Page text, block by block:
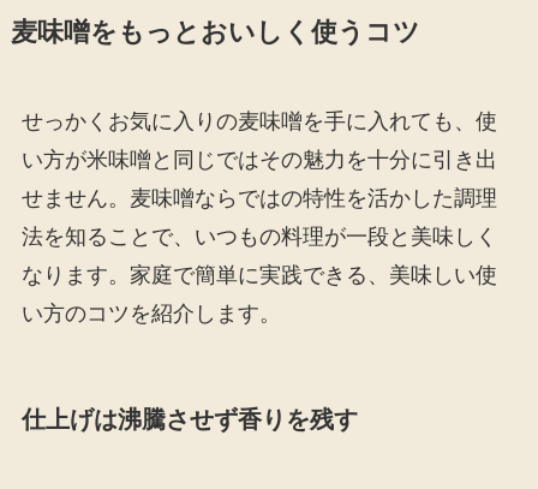
麦味噌をもっとおいしく使うコツ
せっかくお気に入りの麦味噌を手に入れても、使
い方が米味噌と同じではその魅力を十分に引き出
せません。麦味噌ならではの特性を活かした調理
法を知ることで、いつもの料理が一段と美味しく
なります。家庭で簡単に実践できる、美味しい使
い方のコツを紹介します。
仕上げは沸騰させず香りを残す